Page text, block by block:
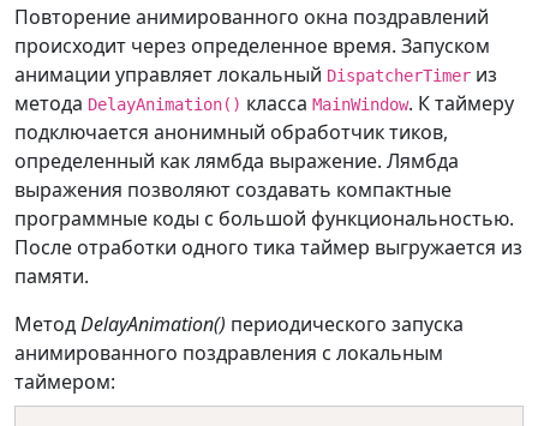
Duration(TimeSpan. FromSeconds(
        FillBehavior
=
FillBehavior.Stop,
};
// Локальное определение
обработчика события завершения
анимации появления окна.
// Данный обработчик должен
    yAnimation
.Completed +=
(sender, eArgs) =>
Повторение анимированного окна поздравлений
происходит через определенное время. Запуском
анимации управляет локальный DispatcherTimer из
метода DelayAnimation() класса MainWindow. К таймеру
подключается анонимный обработчик тиков,
определенный как лямбда выражение. Лямбда
выражения позволяют создавать компактные
программные коды с большой функциональностью.
После отработки одного тика таймер выгружается из
памяти.
МетодDelayAnimation() периодического запуска
анимированного поздравления с локальным
таймером: